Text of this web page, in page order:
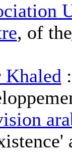
, of the